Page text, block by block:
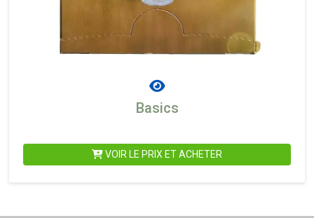
Basics
VOIR LE PRIX ET ACHETER